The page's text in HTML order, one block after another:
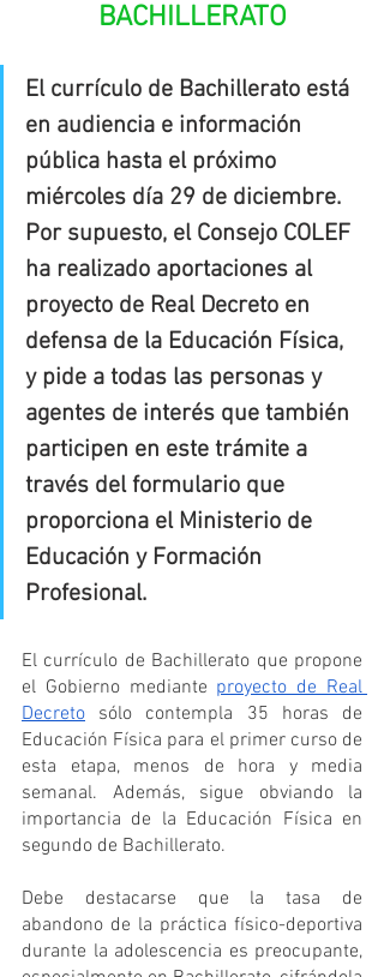
BACHILLERATO
El currículo de Bachillerato está
en audiencia e información
pública hasta el próximo
miércoles día 29 de diciembre.
Por supuesto, el Consejo COLEF
ha realizado aportaciones al
proyecto de Real Decreto en
defensa de la Educación Física,
y pide a todas las personas y
agentes de interés que también
participen en este trámite a
través del formulario que
proporciona el Ministerio de
Educación y Formación
Profesional.
El currículo de Bachillerato que propone
el Gobierno mediante proyecto de Real
Decreto sólo contempla 35 horas de
Educación Física para el primer curso de
esta etapa, menos de hora y media
semanal. Además, sigue obviando la
importancia de la Educación Física en
segundo de Bachillerato.
Debe destacarse que la tasa de
abandono de la práctica físico-deportiva
durante la adolescencia es preocupante,